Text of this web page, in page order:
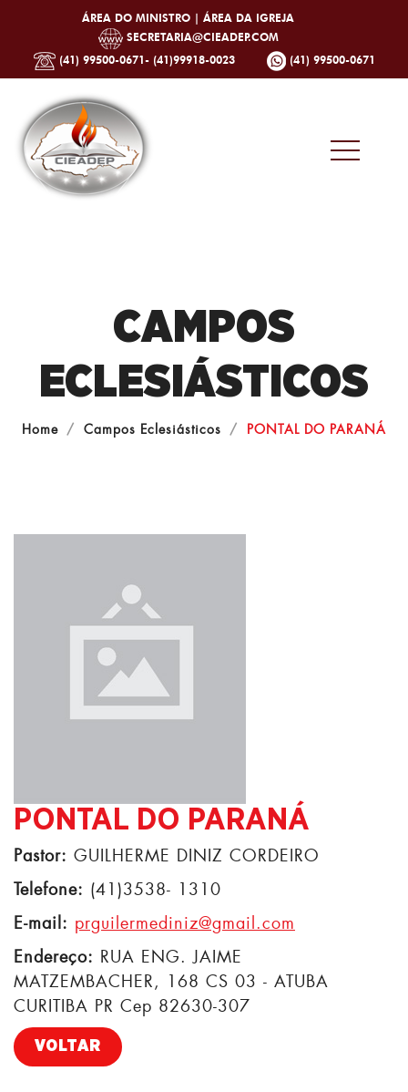
ÁREA DO MINISTRO | ÁREA DA IGREJA
SECRETARIA@CIEADEP.COM
(41) 99500-0671- (41)99918-0023
(41) 99500-0671
CAMPOS
ECLESIÁSTICOS
Home Campos Eclesiásticos PONTAL DO PARANÁ
PONTAL DO PARANÁ
Pastor: GUILHERME DINIZ CORDEIRO
Telefone: (41)3538- 1310
E-mail: prguilermediniz@gmail.com
Endereço: RUA ENG. JAIME
MATZEMBACHER, 168 CS 03 - ATUBA
CURITIBA PR Cep 82630-307
VOLTAR